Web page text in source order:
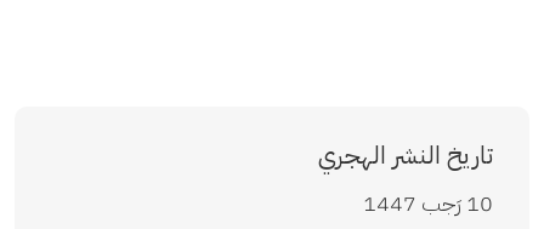
تاريخ النشر الهجري
10 رَجب 1447